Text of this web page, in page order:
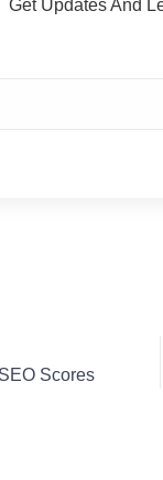
Get Updates And
Scores